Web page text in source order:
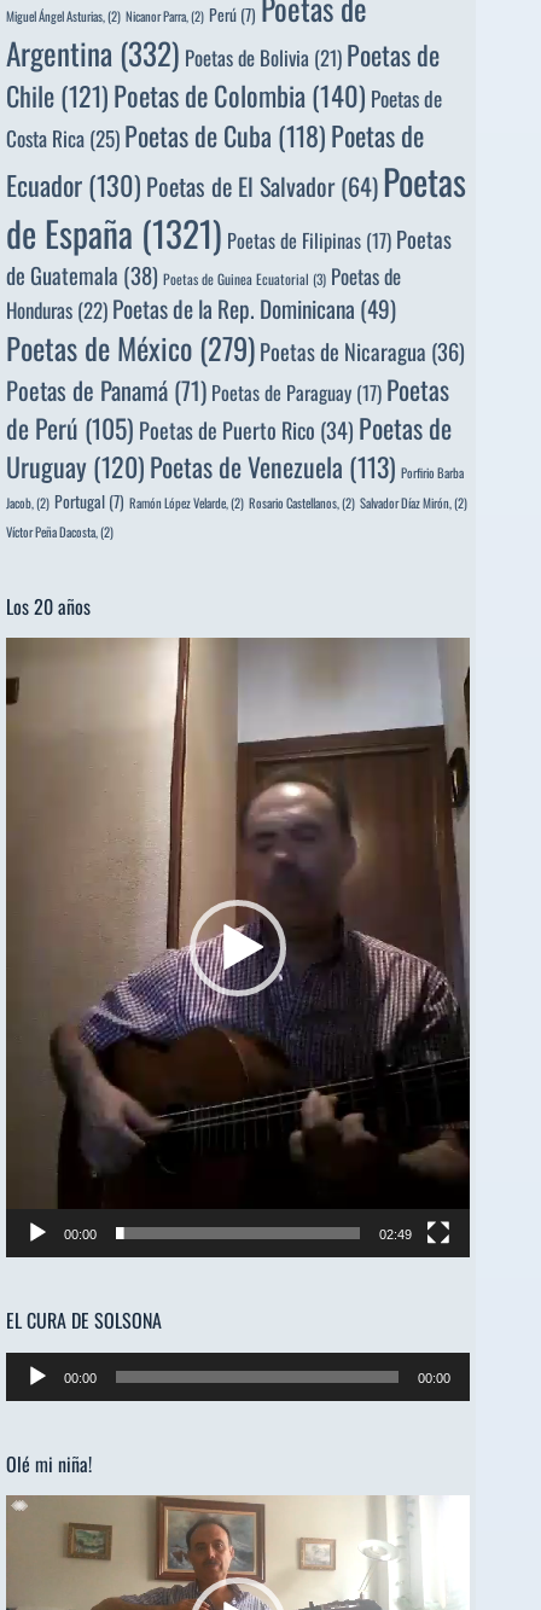
Miguel Ángel Asturias, (2) Nicanor Parra, (2) Perú (7)
Argentina (332) Poetas de Bolivia (21) Poetas de
Chile(121)Poetas de Colombia(140) Poetas de
Costa Rica(25)Poetas de Cuba (118)Poetas de
Ecuador(130) Poetas de El Salvador(64)Poetas
de España (1321) Poetas de Filipinas (17) Poetas
de Guatemala (38) Poetas de Guinea Ecuatorial (3) Poetas de
Honduras (22) Poetas de la Rep. Dominicana (49)
Poetas de México(279)Poetas de Nicaragua (36)
Poetas de Panamá (71) Poetas de Paraguay (17) Poetas
de Perú (105) Poetas de Puerto Rico (34) Poetas de
Uruguay(120)Poetas de Venezuela (113) Porfirio Barba
Jacob, (2) Portugal (7) Ramón López Velarde, (2) Rosario Castellanos, (2) Salvador Díaz Mirón, (2)
Víctor Peña Dacosta, (2)
Los 20 años
de
vídeo
00:00 02:49
EL CURA DE SOLSONA
Reproductor
de
00:00 00:00
Olé mi niña!
Reproductor